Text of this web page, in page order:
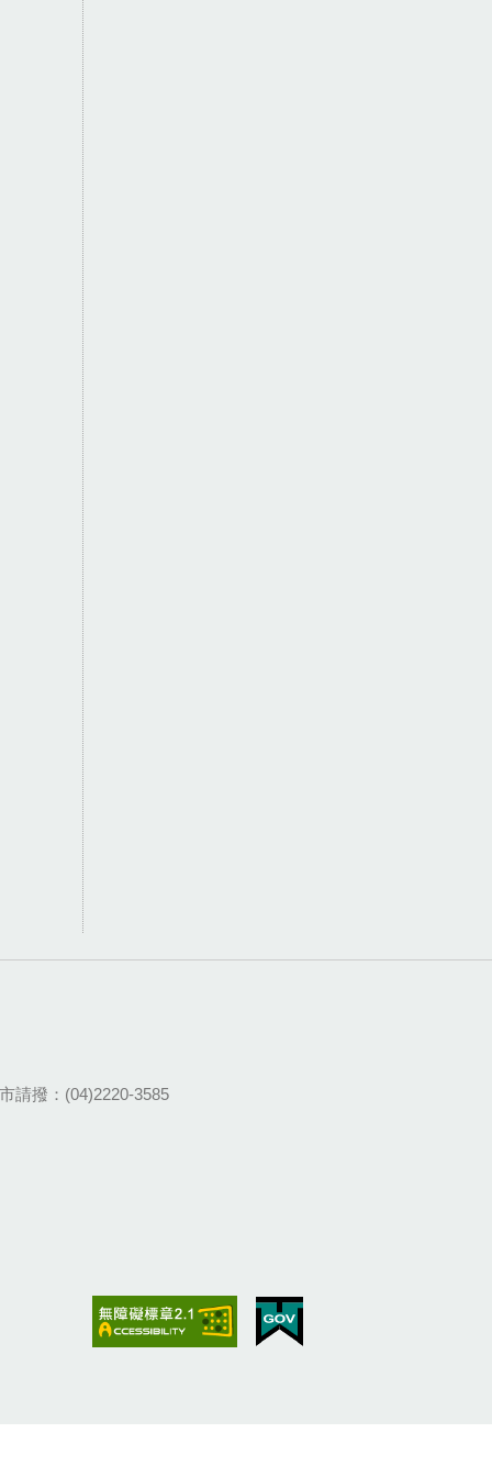
請撥：(04)2220-3585